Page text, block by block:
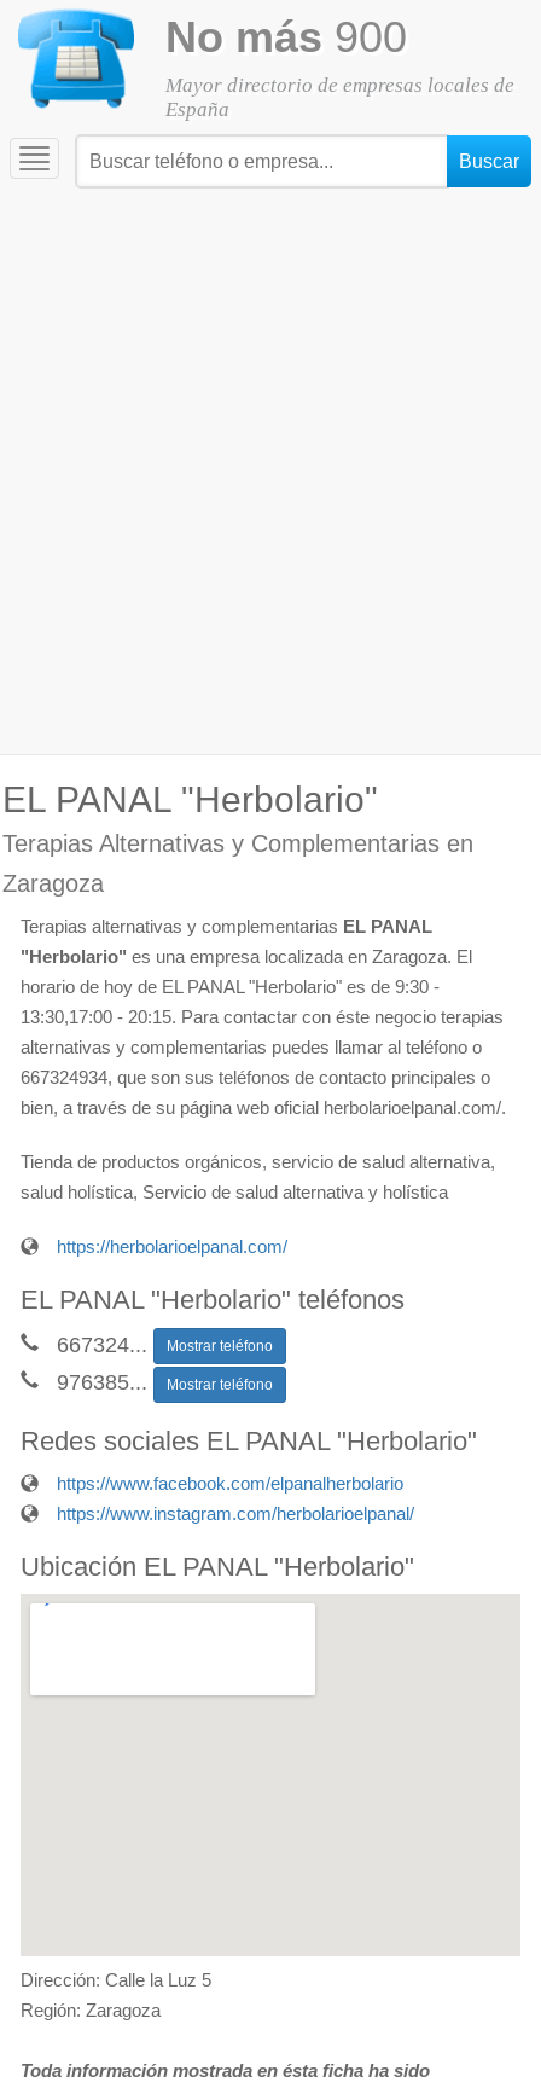
No más 900
Mayor directorio de empresas locales de
España
Toggle
navigation
EL PANAL "Herbolario"
Terapias Alternativas y Complementarias en
Zaragoza
Terapias alternativas y complementarias EL PANAL
"Herbolario" es una empresa localizada en Zaragoza. El
horario de hoy de EL PANAL "Herbolario" es de 9:30 -
13:30,17:00 - 20:15. Para contactar con éste negocio terapias
alternativas y complementarias puedes llamar al teléfono o
667324934, que son sus teléfonos de contacto principales o
bien, a través de su página web oficial herbolarioelpanal.com/.
Tienda de productos orgánicos, servicio de salud alternativa,
salud holística, Servicio de salud alternativa y holística
https://herbolarioelpanal.com/
EL PANAL "Herbolario" teléfonos
667324... Mostrar teléfono
976385... Mostrar teléfono
Redes sociales EL PANAL "Herbolario"
https://www.facebook.com/elpanalherbolario
https://www.instagram.com/herbolarioelpanal/
Ubicación EL PANAL "Herbolario"
Dirección: Calle la Luz 5
Región: Zaragoza
Toda información mostrada en ésta ficha ha sido